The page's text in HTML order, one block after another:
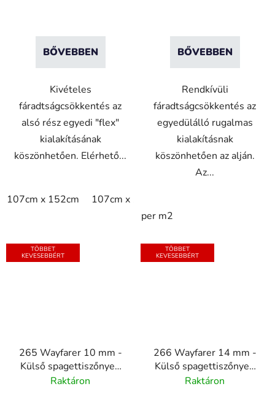
BŐVEBBEN
Kivételes
fáradtságcsökkentés az
alsó rész egyedi "flex"
kialakításának
köszönhetően. Elérhető...
107cm x 152cm 107cm x 183cm
BŐVEBBEN
Rendkívüli
fáradtságcsökkentés az
egyedülálló rugalmas
kialakításnak
köszönhetően az alján.
Az...
per m2
TÖBBET
KEVESEBBÉRT
265 Wayfarer 10 mm -
Külső spagettiszőnyeg
támlával
Raktáron
TÖBBET
KEVESEBBÉRT
266 Wayfarer 14 mm -
Külső spagettiszőnyeg
talp nélkül - szürke
Raktáron